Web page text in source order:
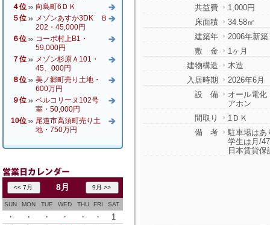
共益費
1,000円
床面積
34.58㎡
建築年
2006年新築
敷 金
1ヶ月
建物構造
木造
入居時期
2026年6月
設 備
オール電化
アホン
間取り
1ＤＫ
備 考
駐車場はあ
学生は月/
日本賃貸
４位
向島町6ＤＫ
５位
メゾンあすか3DK Ｂ
202・45,000円
６位
コーポ村上B1・
59,000円
７位
メゾン杉原Ａ101・
45、000円
８位
美ノ郷町売り土地・
600万円
９位
ベルコリーヌ102号
室・50,000円
10位
尾道市高須町売り土
地・750万円
8月
SUN MON TUE WED THU FRI SAT
・ ・ ・ ・ ・ ・
1